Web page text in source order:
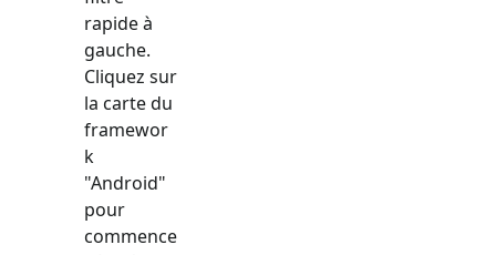
rapide à
gauche.
Cliquez sur
la carte du
framewor
k
"Android"
pour
commence